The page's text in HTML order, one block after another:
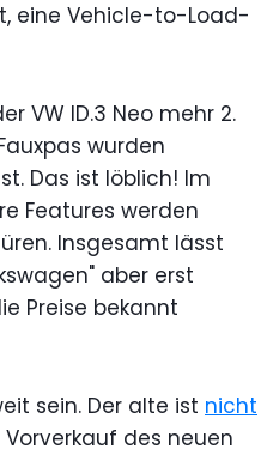
eine Vehicle-to-Load-
VW ID.3 Neo mehr 2.
wurden
Das ist löblich! Im
Features werden
Insgesamt lässt
aber erst
Preise bekannt
sein. Der alte ist nicht
Vorverkauf des neuen